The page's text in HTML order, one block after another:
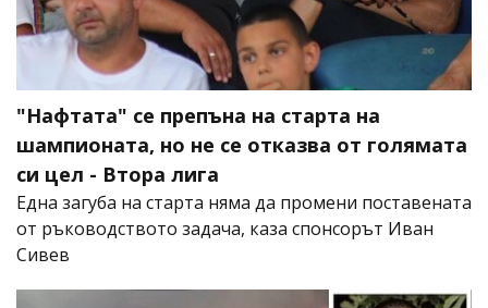
"Нафтата" се препъна на старта на
шампионата, но не се отказва от голямата
си цел - Втора лига
Една загуба на старта няма да промени поставената
от ръководството задача, каза спонсорът Иван
Сивев